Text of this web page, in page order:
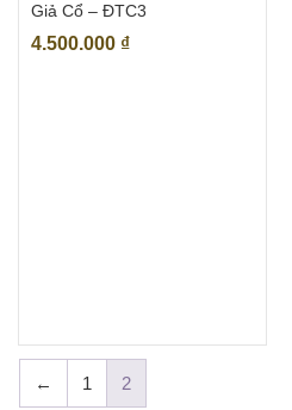
Giả Cổ – ĐTC3
4.500.000 ₫
← 1 2